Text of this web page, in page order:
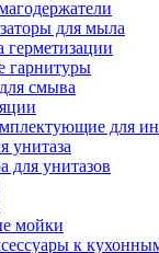
для мыла
герметизации
гарнитуры
смыва
для
унитаза
для унитазов
мойки
к